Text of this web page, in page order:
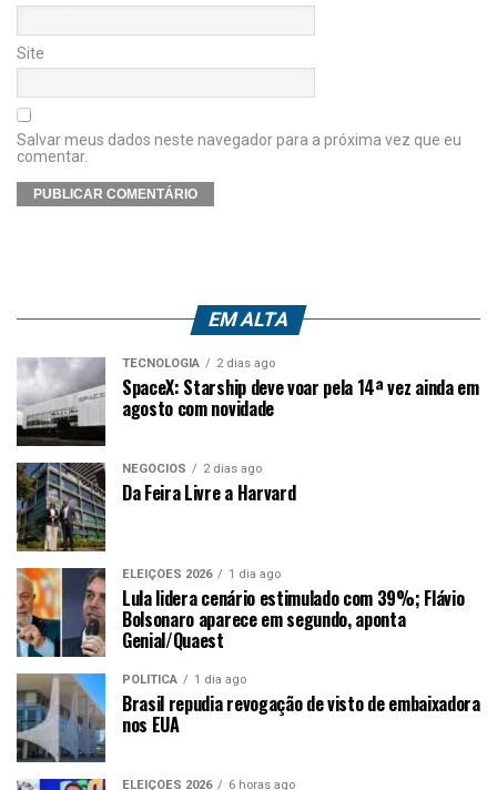
Site
Salvar meus dados neste navegador para a próxima vez que eu
comentar.
EM ALTA
TECNOLOGIA 2 dias ago
SpaceX: Starship deve voar pela 14ª vez ainda em
agosto com novidade
NEGÓCIOS 2 dias ago
Da Feira Livre a Harvard
ELEIÇÕES 2026 1 dia ago
Lula lidera cenário estimulado com 39%; Flávio
Bolsonaro aparece em segundo, aponta
Genial/Quaest
POLÍTICA 1 dia ago
Brasil repudia revogação de visto de embaixadora
nos EUA
ELEIÇÕES 2026 6 horas ago